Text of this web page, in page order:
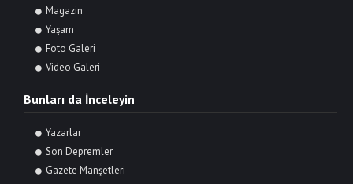
Magazin
Yaşam
Foto Galeri
Video Galeri
Bunları da İnceleyin
Yazarlar
Son Depremler
Gazete Manşetleri